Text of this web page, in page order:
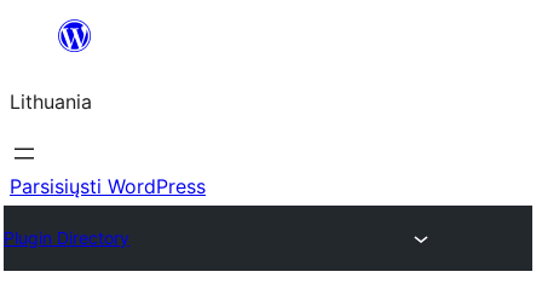
turinio
Lithuania
Parsisiųsti WordPress
Plugin Directory